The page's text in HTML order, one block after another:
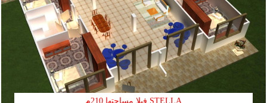
STELLA فيلا مساحتها 210م